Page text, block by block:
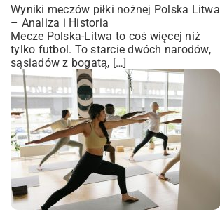
Wyniki meczów piłki nożnej Polska Litwa
– Analiza i Historia
Mecze Polska-Litwa to coś więcej niż
tylko futbol. To starcie dwóch narodów,
sąsiadów z bogatą, […]